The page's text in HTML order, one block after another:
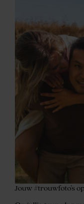
Jouw #trouwfoto’s